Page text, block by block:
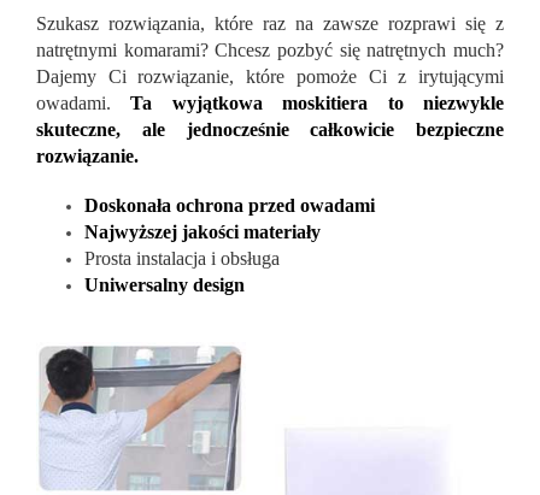
Szukasz rozwiązania, które raz na zawsze rozprawi się z
natrętnymi komarami? Chcesz pozbyć się natrętnych much?
Dajemy Ci rozwiązanie, które pomoże Ci z irytującymi
owadami.Ta wyjątkowa moskitiera to niezwykle
skuteczne, ale jednocześnie całkowicie bezpieczne
rozwiązanie.
Doskonała ochrona przed owadami
Najwyższej jakości materiały
Prosta instalacja i obsługa
Uniwersalny design